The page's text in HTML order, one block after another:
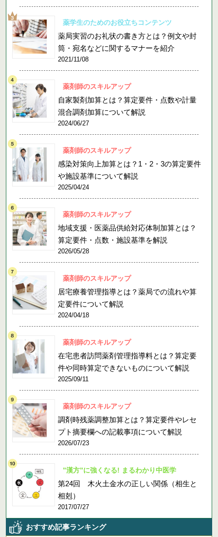
薬学生のためのお役立ちコンテンツ
薬局実習のお礼状の書き方とは？例文や封
筒・宛名などに関するマナーを紹介
2021/11/08
薬剤師のスキルアップ
自家製剤加算とは？算定要件・点数や計量
混合調剤加算について解説
2024/06/27
薬剤師のスキルアップ
感染対策向上加算とは？1・2・3の算定要件
や施設基準について解説
2025/04/24
薬剤師のスキルアップ
地域支援・医薬品供給対応体制加算とは？
算定要件・点数・施設基準を解説
2026/05/28
薬剤師のスキルアップ
居宅療養管理指導とは？薬局での流れや算
定要件について解説
2024/04/18
薬剤師のスキルアップ
在宅患者訪問薬剤管理指導料とは？算定要
件や同時算定できないものについて解説
2025/09/11
薬剤師のスキルアップ
調剤時残薬調整加算とは？算定要件やレセ
プト摘要欄への記載事項について解説
2026/07/23
”漢方”に強くなる! まるわかり中医学
第24回 木火土金水の正しい関係（相生と
相剋）
2017/07/27
おすすめ記事ランキング